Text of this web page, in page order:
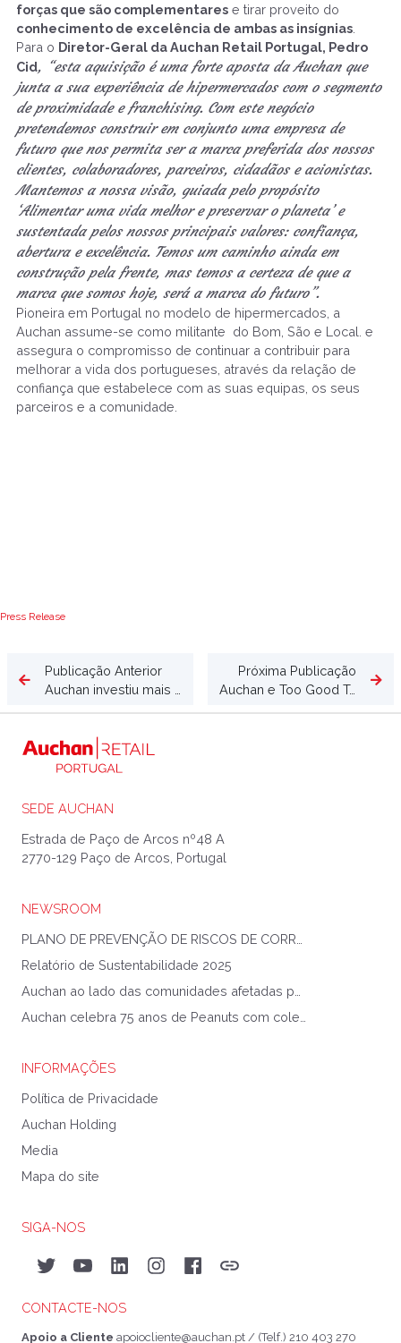
forças que são complementarese tirar proveito do
conhecimento de excelência de ambas as insígnias.
Para o Diretor-Geral da Auchan Retail Portugal, Pedro
Cid, “esta aquisição é uma forte aposta da Auchan que
junta a sua experiência de hipermercados com o segmento
de proximidade e franchising. Com este negócio
pretendemos construir em conjunto uma empresa de
futuro que nos permita ser a marca preferida dos nossos
clientes, colaboradores, parceiros, cidadãos e acionistas.
Mantemos a nossa visão, guiada pelo propósito
‘Alimentar uma vida melhor e preservar o planeta’ e
sustentada pelos nossos principais valores: confiança,
abertura e excelência. Temos um caminho ainda em
construção pela frente, mas temos a certeza de que a
marca que somos hoje, será a marca do futuro”.
Pioneira em Portugal no modelo de hipermercados, a
Auchan assume-se como militante do Bom, São e Local. e
assegura o compromisso de continuar a contribuir para
melhorar a vida dos portugueses, através da relação de
confiança que estabelece com as suas equipas, os seus
parceiros e a comunidade.
Press Release
Publicação Anterior
Próxima Publicação
Auchan e Too Good To Go já salvaram 320.000 Surprise Bags desde 2019
SEDE AUCHAN
Estrada de Paço de Arcos nº48 A
2770-129 Paço de Arcos, Portugal
NEWSROOM
Relatório de Sustentabilidade 2025
INFORMAÇÕES
Política de Privacidade
Auchan Holding
Media
Mapa do site
SIGA-NOS
TwitterYouTubeLinkedInInstagramFacebookAuchan&eu
CONTACTE-NOS
Apoio a Cliente apoiocliente@auchan.pt / (Telf.) 210 403 270